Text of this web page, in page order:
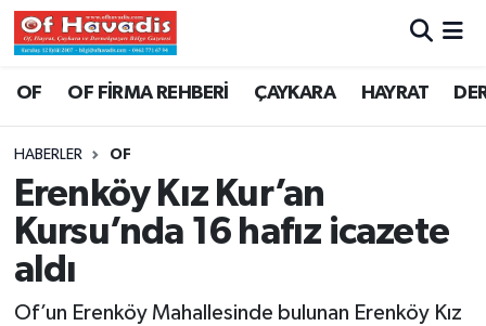
OF OF FİRMA REHBERİ ÇAYKARA HAYRAT
HABERLER OF
Erenköy Kız Kur’an
Kursu’nda 16 hafız icazete
aldı
Of’un Erenköy Mahallesinde bulunan Erenköy Kız
Trabzon Nöbetçi Eczaneler
Trabzon Namaz Vakitleri
Trabzon Trafik Yoğunluk Haritası
Süper Lig Puan Durumu ve Fikstür